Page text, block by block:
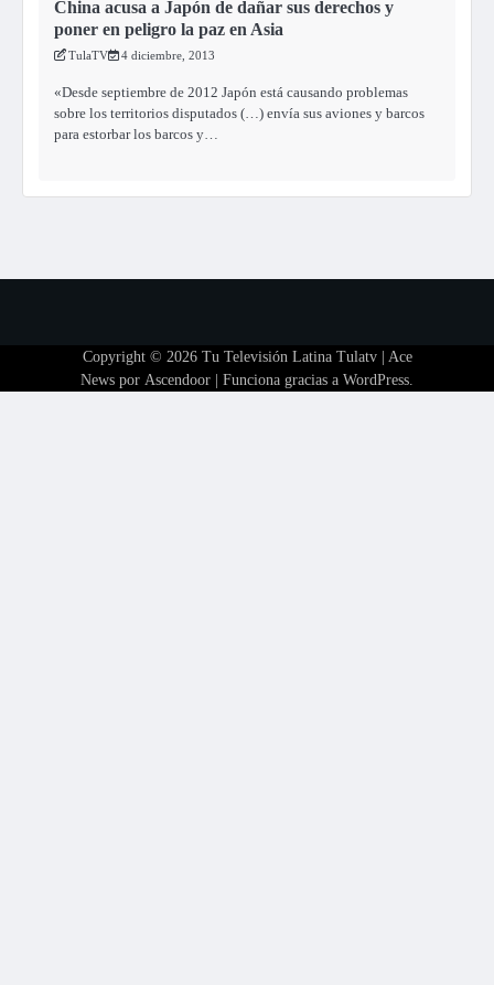
China acusa a Japón de dañar sus derechos y
poner en peligro la paz en Asia
TulaTV 4 diciembre, 2013
«Desde septiembre de 2012 Japón está causando problemas
sobre los territorios disputados (…) envía sus aviones y barcos
para estorbar los barcos y…
Copyright © 2026 Tu Televisión Latina Tulatv| Ace
News por Ascendoor | Funciona gracias a WordPress